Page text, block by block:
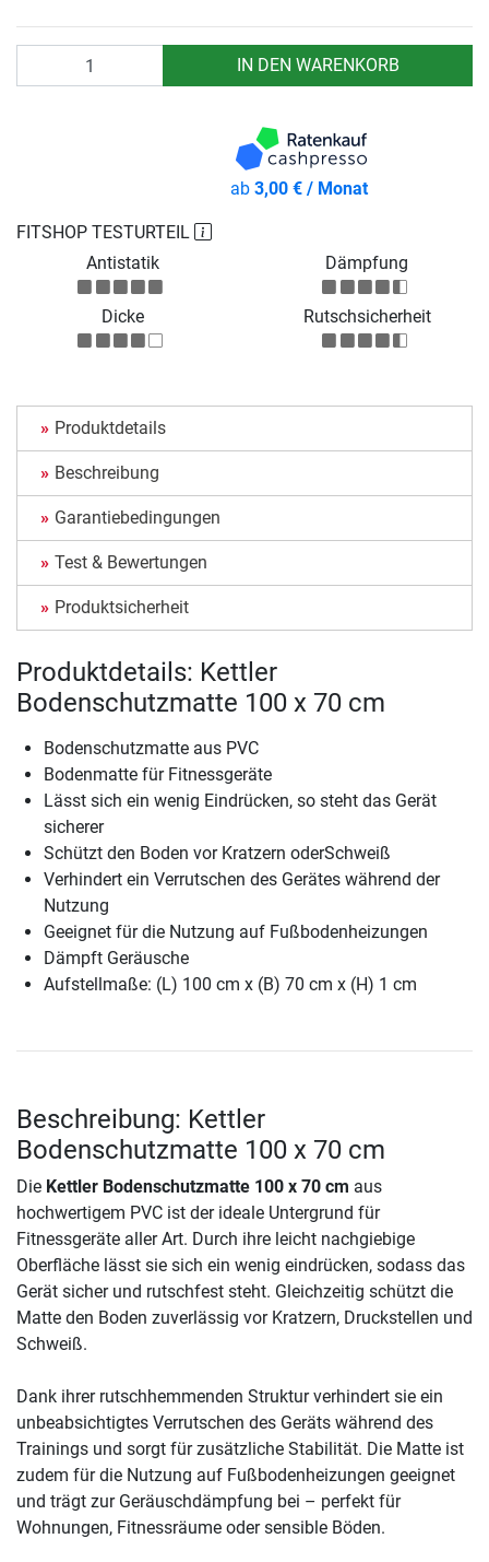
IN DEN WARENKORB
FITSHOP TESTURTEIL
Antistatik
Dämpfung
Dicke Rutschsicherheit
ab3,00 € / Monat
Produktdetails
Beschreibung
Garantiebedingungen
Test & Bewertungen
Produktsicherheit
Produktdetails: Kettler
Bodenschutzmatte 100 x 70 cm
Bodenschutzmatte aus PVC
Bodenmatte für Fitnessgeräte
Lässt sich ein wenig Eindrücken, so steht das Gerät
sicherer
Schützt den Boden vor Kratzern oderSchweiß
Verhindert ein Verrutschen des Gerätes während der
Nutzung
Geeignet für die Nutzung auf Fußbodenheizungen
Dämpft Geräusche
Aufstellmaße: (L) 100 cm x (B) 70 cm x (H) 1 cm
Beschreibung: Kettler
Bodenschutzmatte 100 x 70 cm
Die Kettler Bodenschutzmatte 100 x 70 cm aus
hochwertigem PVC ist der ideale Untergrund für
Fitnessgeräte aller Art. Durch ihre leicht nachgiebige
Oberfläche lässt sie sich ein wenig eindrücken, sodass das
Gerät sicher und rutschfest steht. Gleichzeitig schützt die
Matte den Boden zuverlässig vor Kratzern, Druckstellen und
Schweiß.
Dank ihrer rutschhemmenden Struktur verhindert sie ein
unbeabsichtigtes Verrutschen des Geräts während des
Trainings und sorgt für zusätzliche Stabilität. Die Matte ist
zudem für die Nutzung auf Fußbodenheizungen geeignet
und trägt zur Geräuschdämpfung bei – perfekt für
Wohnungen, Fitnessräume oder sensible Böden.